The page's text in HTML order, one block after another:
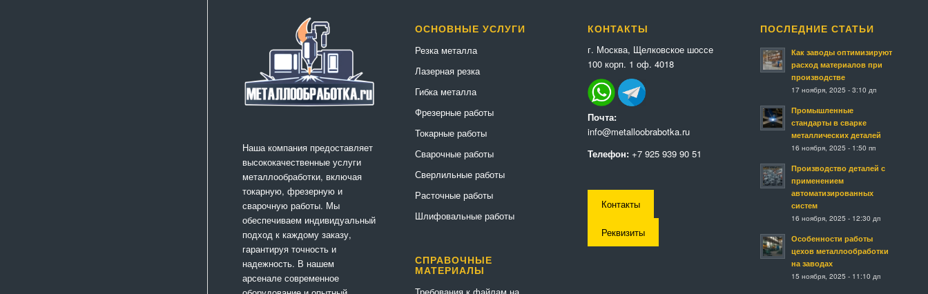
Наша компания предоставляет
высококачественные услуги
металлообработки, включая
токарную, фрезерную и
сварочную работы. Мы
обеспечиваем индивидуальный
подход к каждому заказу,
гарантируя точность и
надежность. В нашем
арсенале современное
ОСНОВНЫЕ УСЛУГИ
Резка металла
Лазерная резка
Гибка металла
Фрезерные работы
Токарные работы
Сварочные работы
Сверлильные работы
Расточные работы
Шлифовальные работы
СПРАВОЧНЫЕ
МАТЕРИАЛЫ
КОНТАКТЫ
г. Москва, Щелковское шоссе
100 корп. 1 оф. 4018
Почта:
info@metalloobrabotka.ru
Телефон: +7 925 939 90 51
Контакты
Реквизиты
ПОСЛЕДНИЕ СТАТЬИ
Как заводы оптимизируют
расход материалов при
производстве
17 ноября, 2025 - 3:10 дп
Промышленные
стандарты в сварке
металлических деталей
16 ноября, 2025 - 1:50 пп
Производство деталей с
применением
автоматизированных
систем
16 ноября, 2025 - 12:30 дп
Особенности работы
цехов металлообработки
на заводах
15 ноября, 2025 - 11:10 дп